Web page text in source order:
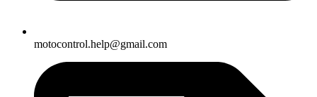
motocontrol.help@gmail.com